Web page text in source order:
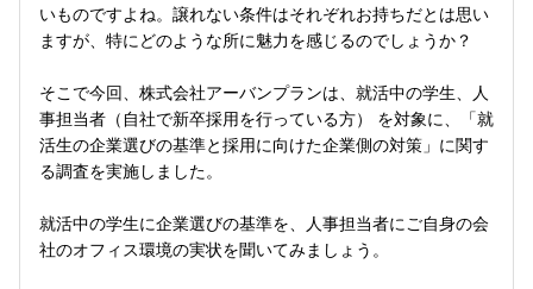
いものですよね。譲れない条件はそれぞれお持ちだとは思い
ますが、特にどのような所に魅力を感じるのでしょうか？
そこで今回、株式会社アーバンプランは、就活中の学生、人
事担当者（自社で新卒採用を行っている方） を対象に、「就
活生の企業選びの基準と採用に向けた企業側の対策」に関す
る調査を実施しました。
就活中の学生に企業選びの基準を、人事担当者にご自身の会
社のオフィス環境の実状を聞いてみましょう。